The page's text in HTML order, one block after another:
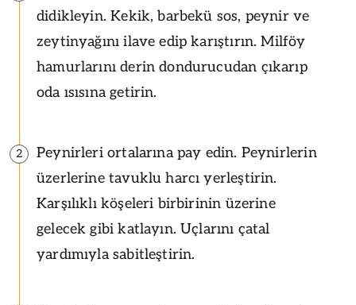
didikleyin. Kekik, barbekü sos, peynir ve
zeytinyağını ilave edip karıştırın. Milföy
hamurlarını derin dondurucudan çıkarıp
oda ısısına getirin.
2
Peynirleri ortalarına pay edin. Peynirlerin
üzerlerine tavuklu harcı yerleştirin.
Karşılıklı köşeleri birbirinin üzerine
gelecek gibi katlayın. Uçlarını çatal
yardımıyla sabitleştirin.